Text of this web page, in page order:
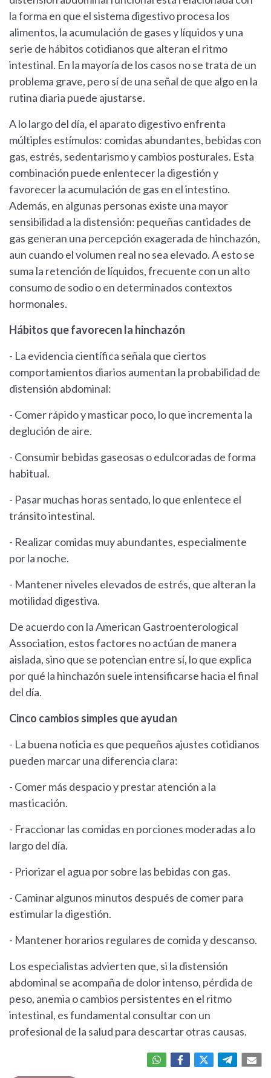
la forma en que el sistema digestivo procesa los
alimentos, la acumulación de gases y líquidos y una
serie de hábitos cotidianos que alteran el ritmo
intestinal. En la mayoría de los casos no se trata de un
problema grave, pero sí de una señal de que algo en la
rutina diaria puede ajustarse.
A lo largo del día, el aparato digestivo enfrenta
múltiples estímulos: comidas abundantes, bebidas con
gas, estrés, sedentarismo y cambios posturales. Esta
combinación puede enlentecer la digestión y
favorecer la acumulación de gas en el intestino.
Además, en algunas personas existe una mayor
sensibilidad a la distensión: pequeñas cantidades de
gas generan una percepción exagerada de hinchazón,
aun cuando el volumen real no sea elevado. A esto se
suma la retención de líquidos, frecuente con un alto
consumo de sodio o en determinados contextos
hormonales.
Hábitos que favorecen la hinchazón
- La evidencia científica señala que ciertos
comportamientos diarios aumentan la probabilidad de
distensión abdominal:
- Comer rápido y masticar poco, lo que incrementa la
deglución de aire.
- Consumir bebidas gaseosas o edulcoradas de forma
habitual.
- Pasar muchas horas sentado, lo que enlentece el
tránsito intestinal.
- Realizar comidas muy abundantes, especialmente
por la noche.
- Mantener niveles elevados de estrés, que alteran la
motilidad digestiva.
De acuerdo con la American Gastroenterological
Association, estos factores no actúan de manera
aislada, sino que se potencian entre sí, lo que explica
por qué la hinchazón suele intensificarse hacia el final
del día.
Cinco cambios simples que ayudan
- La buena noticia es que pequeños ajustes cotidianos
pueden marcar una diferencia clara:
- Comer más despacio y prestar atención a la
masticación.
- Fraccionar las comidas en porciones moderadas a lo
largo del día.
- Priorizar el agua por sobre las bebidas con gas.
- Caminar algunos minutos después de comer para
estimular la digestión.
- Mantener horarios regulares de comida y descanso.
Los especialistas advierten que, si la distensión
abdominal se acompaña de dolor intenso, pérdida de
peso, anemia o cambios persistentes en el ritmo
intestinal, es fundamental consultar con un
profesional de la salud para descartar otras causas.